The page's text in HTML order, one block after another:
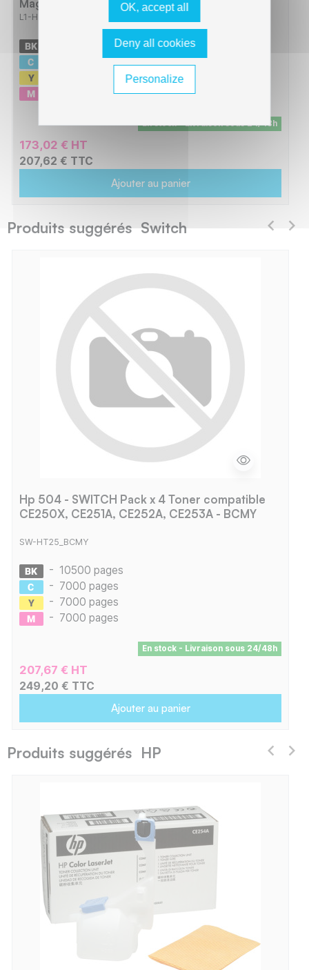
L1-HT25_BCMY
10500 pages
7000 pages
7000 pages
En stock - Livraison sous 24/48h
173,02 € HT
207,62 € TTC
Ajouter au panier
Produits suggérés Switch
Hp 504 - SWITCH Pack x 4 Toner compatible
CE250X, CE251A, CE252A, CE253A - BCMY
SW-HT25_BCMY
- 10500 pages
- 7000 pages
- 7000 pages
- 7000 pages
En stock - Livraison sous 24/48h
207,67 € HT
249,20 € TTC
Ajouter au panier
Produits suggérés HP
OK, accept all
Deny all cookies
Personalize